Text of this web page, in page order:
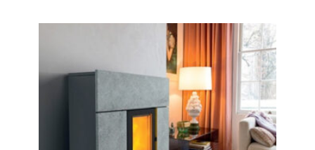
desde
5.785€
hasta
5.940€